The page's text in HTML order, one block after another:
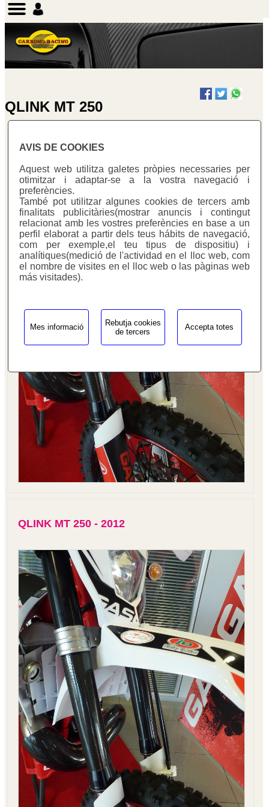
AVIS DE COOKIES
Aquest web utilitza galetes pròpies necessaries per
otimitzar i adaptar-se a la vostra navegació i
preferències.
També pot utilitzar algunes cookies de tercers amb
finalitats publicitàries(mostrar anuncis i contingut
relacionat amb les vostres preferències en base a un
perfil elaborat a partir dels teus hábits de navegació,
com per exemple,el teu tipus de dispositiu) i
analítiques(medició de l'actividad en el lloc web, com
el nombre de visites en el lloc web o las pàginas web
más visitades).
Mes informació
Rebutja cookies
de tercers
Accepta totes
QLINK MT 250
QLINK MT 250 - 2012